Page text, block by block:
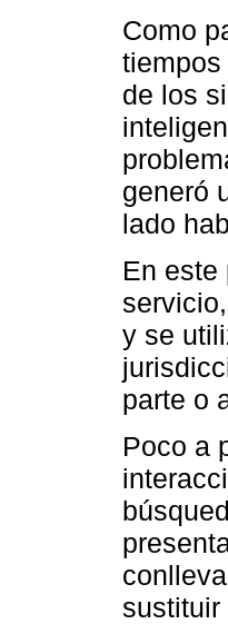
Como
de los
generó
lado
En este
y se
parte o
Poco a